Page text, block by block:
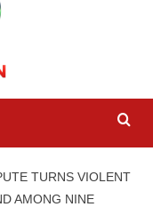
TURNS VIOLENT
AMONG NINE